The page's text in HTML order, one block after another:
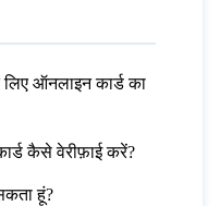
ऑनलाइन कार्ड का
कैसे वेरीफ़ाई करें?
हूं?